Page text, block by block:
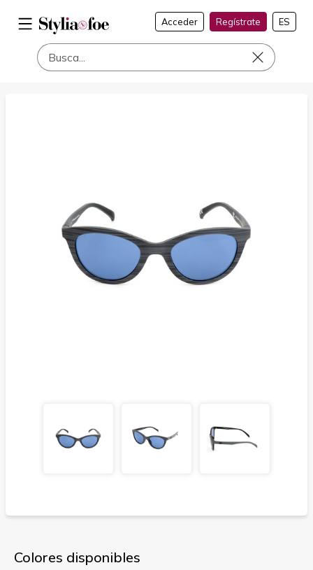
Acceder Regístrate ES
Colores disponibles